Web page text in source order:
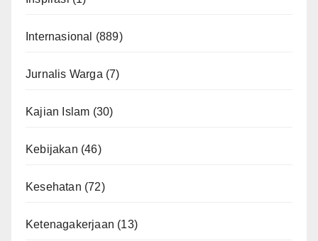
Internasional (889)
Jurnalis Warga (7)
Kajian Islam (30)
Kebijakan (46)
Kesehatan (72)
Ketenagakerjaan (13)